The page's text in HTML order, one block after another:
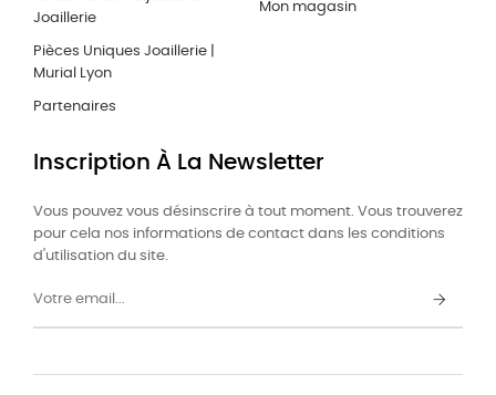
Joaillerie
Pièces Uniques Joaillerie |
Murial Lyon
Partenaires
Mon magasin
Inscription À La Newsletter
Vous pouvez vous désinscrire à tout moment. Vous trouverez
pour cela nos informations de contact dans les conditions
d'utilisation du site.